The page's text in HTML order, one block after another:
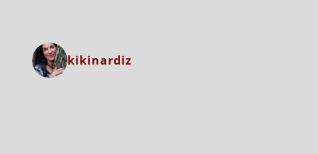
kikinardiz